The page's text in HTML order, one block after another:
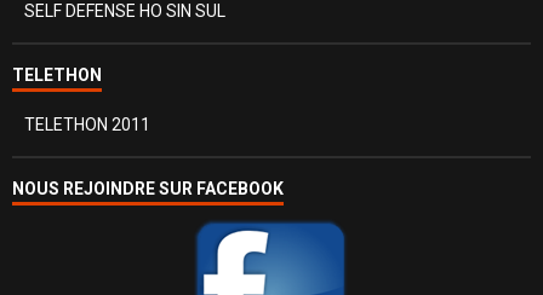
SELF DEFENSE HO SIN SUL
TELETHON
TELETHON 2011
NOUS REJOINDRE SUR FACEBOOK